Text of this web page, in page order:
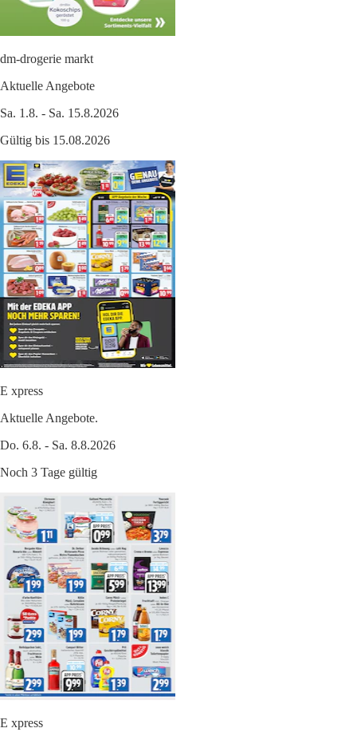
dm-drogerie markt
Aktuelle Angebote
Sa. 1.8. - Sa. 15.8.2026
Gültig bis 15.08.2026
E xpress
Aktuelle Angebote.
Do. 6.8. - Sa. 8.8.2026
Noch 3 Tage gültig
E xpress